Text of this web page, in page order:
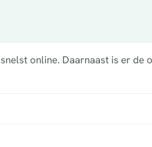
online. Daarnaast is er